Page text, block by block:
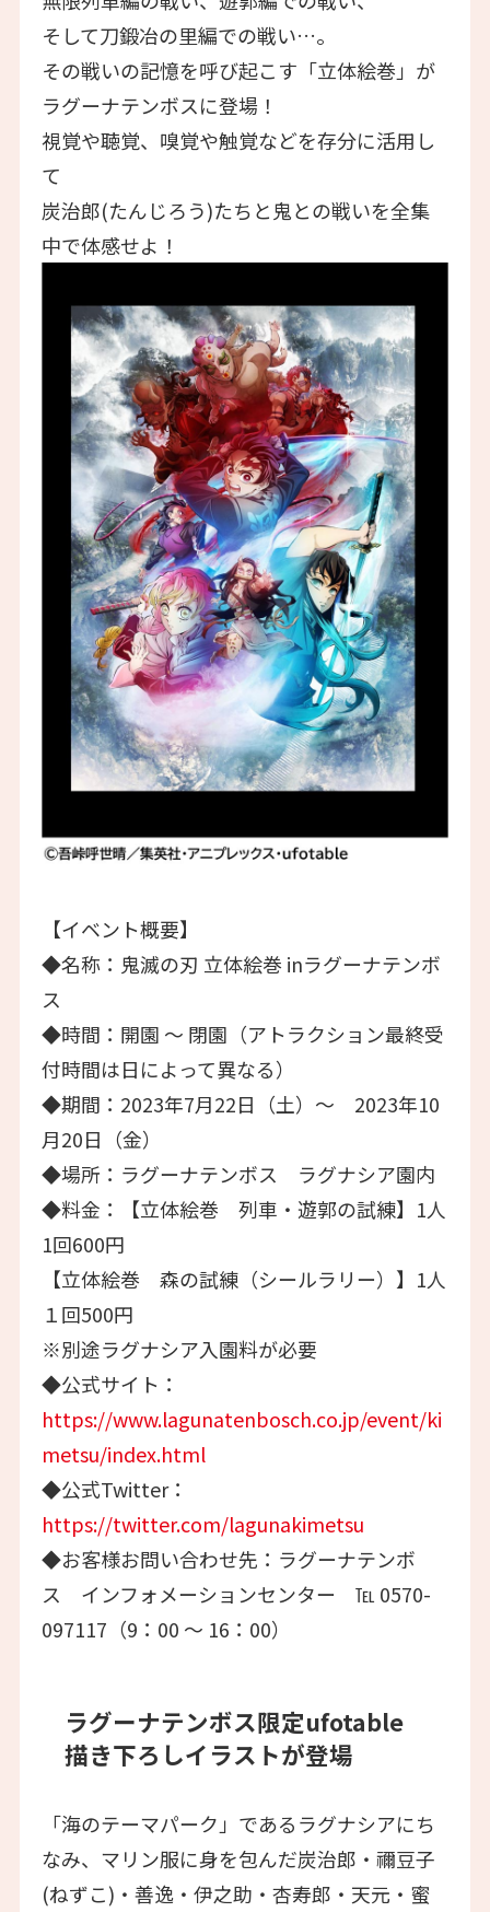
そして刀鍛冶の里編での戦い…。
その戦いの記憶を呼び起こす「立体絵巻」が
ラグーナテンボスに登場！
視覚や聴覚、嗅覚や触覚などを存分に活用し
て
炭治郎(たんじろう)たちと鬼との戦いを全集
中で体感せよ！
【イベント概要】
◆名称：鬼滅の刃 立体絵巻 inラグーナテンボ
ス
◆時間：開園 ～ 閉園（アトラクション最終受
付時間は日によって異なる）
◆期間：2023年7月22日（土）～ 2023年10
月20日（金）
◆場所：ラグーナテンボス ラグナシア園内
◆料金：【立体絵巻 列車・遊郭の試練】1人
1回600円
【立体絵巻 森の試練（シールラリー）】1人
１回500円
※別途ラグナシア入園料が必要
◆公式サイト：
https://www.lagunatenbosch.co.jp/event/ki
metsu/index.html
◆公式Twitter：
https://twitter.com/lagunakimetsu
◆お客様お問い合わせ先：ラグーナテンボ
ス インフォメーションセンター ℡ 0570-
097117（9：00 ～ 16：00）
ラグーナテンボス限定ufotable
描き下ろしイラストが登場
「海のテーマパーク」であるラグナシアにち
なみ、マリン服に身を包んだ炭治郎・禰豆子
(ねずこ)・善逸・伊之助・杏寿郎・天元・蜜